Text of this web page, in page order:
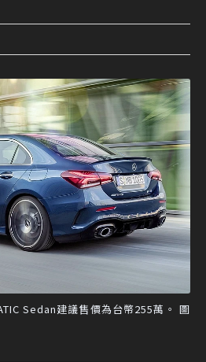
Sedan建議售價為台幣255萬。 圖